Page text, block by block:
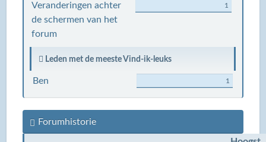
Veranderingen achter
de schermen van het
forum
1
Leden met de meeste Vind-ik-leuks
Ben 1
Forumhistorie